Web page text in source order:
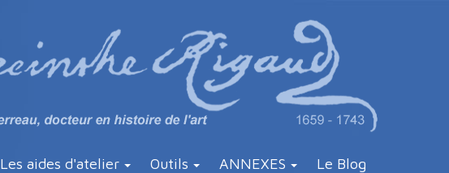
Les aides d'atelier Outils ANNEXES Le Blog